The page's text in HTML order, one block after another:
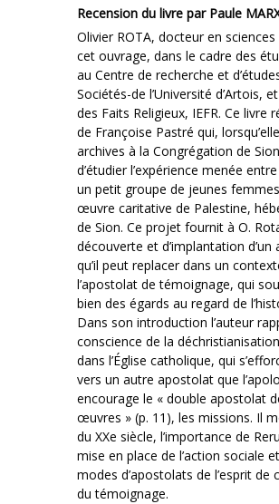
Recension du livre par Paule
Olivier ROTA, docteur en
cet ouvrage, dans le cadre des
au Centre de recherche et
Sociétés-de l’Université d’Artois,
des Faits Religieux, IEFR. Ce livre
de Françoise Pastré qui,
archives à la Congrégation de
d’étudier l’expérience menée
un petit groupe de jeunes
œuvre caritative de Palestine,
de Sion. Ce projet fournit à O.
découverte et d’implantation
qu’il peut replacer dans un
l’apostolat de témoignage, qui
bien des égards au regard de
Dans son introduction l’auteur
conscience de la
dans l’Église catholique, qui
vers un autre apostolat que
encourage le « double apostolat
œuvres » (p. 11), les missions. Il
du XXe siècle, l’importance de
mise en place de l’action sociale
modes d’apostolats de l’esprit de
du témoignage.